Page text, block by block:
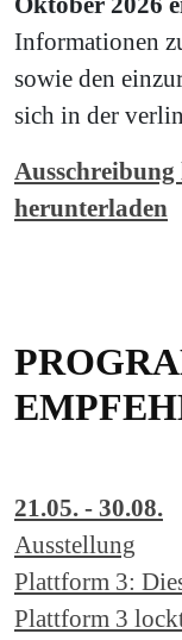
Informationen
sowie den
sich in der
herunterladen
21.05. - 30.08.
Ausstellung
Plattform 3:
Plattform 3